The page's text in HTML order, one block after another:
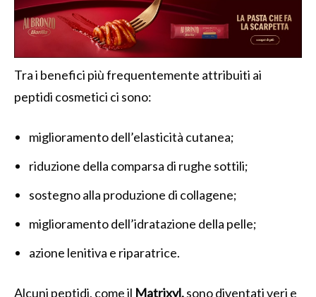
Tra i benefici più frequentemente attribuiti ai
peptidi cosmetici ci sono:
miglioramento dell’elasticità cutanea;
riduzione della comparsa di rughe sottili;
sostegno alla produzione di collagene;
miglioramento dell’idratazione della pelle;
azione lenitiva e riparatrice.
Alcuni peptidi, come il Matrixyl,sono diventati veri e